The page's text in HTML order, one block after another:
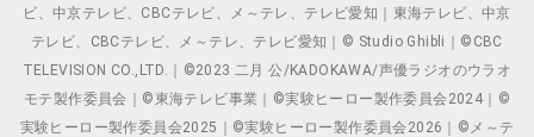
ビ、中京テレビ、CBCテレビ、メ～テレ、テレビ愛知｜東海テレビ、中京
テレビ、CBCテレビ、メ～テレ、テレビ愛知｜© Studio Ghibli｜©CBC
TELEVISION CO.,LTD.｜©2023 二月 公/KADOKAWA/声優ラジオのウラオ
モテ製作委員会｜©東海テレビ事業｜©実験ヒーロー製作委員会2024｜©
実験ヒーロー製作委員会2025｜©実験ヒーロー製作委員会2026｜©メ～テ